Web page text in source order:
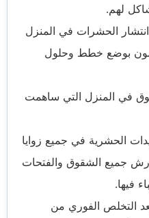
لهم.
الحشرات في المنزل
بوضع خطط وحلول
في المنزل التي ساهمت
الحشرية في جميع زوايا
جميع الشقوق والفتحات
فيها.
التخلص الفوري من